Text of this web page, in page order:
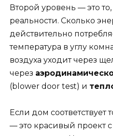
Второй уровень — это
реальности. Сколько
действительно
температура в углу
воздуха уходит через
через
(blower door test) и
Если дом
— это красивый проект